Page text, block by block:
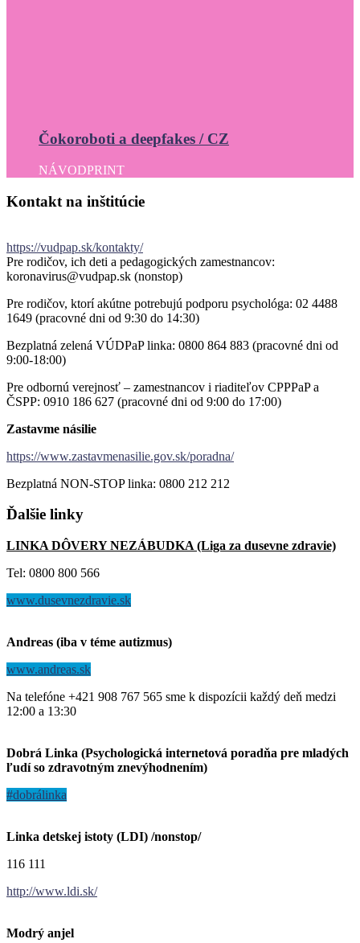
Čokoroboti a deepfakes / CZ
NÁVODPRINT
Kontakt na inštitúcie
https://vudpap.sk/kontakty/
Pre rodičov, ich deti a pedagogických zamestnancov:
koronavirus@vudpap.sk (nonstop)
Pre rodičov, ktorí akútne potrebujú podporu psychológa: 02 4488
1649 (pracovné dni od 9:30 do 14:30)
Bezplatná zelená VÚDPaP linka: 0800 864 883 (pracovné dni od
9:00-18:00)
Pre odbornú verejnosť – zamestnancov i riaditeľov CPPPaP a
ČSPP: 0910 186 627 (pracovné dni od 9:00 do 17:00)
Zastavme násilie
https://www.zastavmenasilie.gov.sk/poradna/
Bezplatná NON-STOP linka: 0800 212 212
Ďalšie linky
LINKA DÔVERY NEZÁBUDKA (Liga za dusevne zdravie)
Tel: 0800 800 566
www.dusevnezdravie.sk
Andreas (iba v téme autizmus)
www.andreas.sk
Na telefóne +421 908 767 565 sme k dispozícii každý deň medzi
12:00 a 13:30
Dobrá Linka (Psychologická internetová poradňa pre mladých
ľudí so zdravotným znevýhodnením)
#dobrálinka
Linka detskej istoty (LDI) /nonstop/
116 111
http://www.ldi.sk/
Modrý anjel